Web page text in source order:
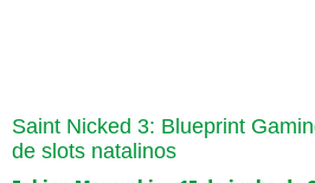
Saint Nicked 3: Blueprint
de slots natalinos